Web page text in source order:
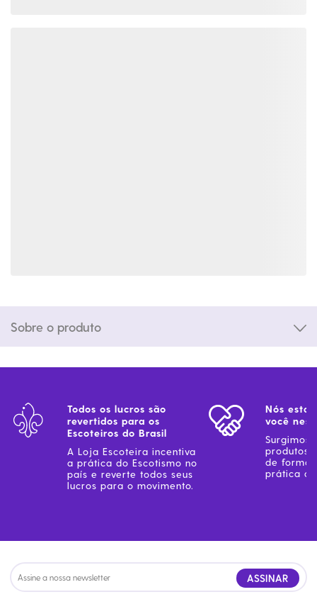
Sobre o produto
Todos os lucros são
revertidos para os
Escoteiros do Brasil
A Loja Escoteira incentiva
a prática do Escotismo no
país e reverte todos seus
lucros para o movimento.
Nós
você
Surgimos
produtos
de forma
prática
ASSINAR